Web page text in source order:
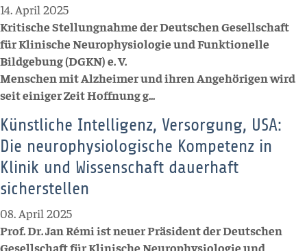
14. April 2025
Kritische Stellungnahme der Deutschen Gesellschaft
für Klinische Neurophysiologie und Funktionelle
Bildgebung (DGKN) e. V.
Menschen mit Alzheimer und ihren Angehörigen wird
seit einiger Zeit Hoffnung g...
Künstliche Intelligenz, Versorgung, USA:
Die neurophysiologische Kompetenz in
Klinik und Wissenschaft dauerhaft
sicherstellen
08. April 2025
Prof. Dr. Jan Rémi ist neuer Präsident der Deutschen
Gesellschaft für Klinische Neurophysiologie und